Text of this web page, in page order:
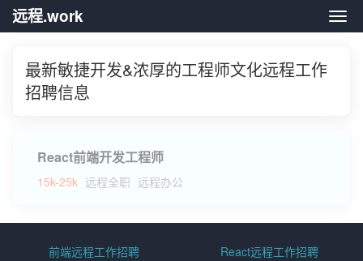
远
远程.work
最新敏捷开发&浓厚的工程师文化远程工作
招聘信息
React前端开发工程师
15k-25k 远程全职 远程办公
前端远程工作招聘 React远程工作招聘